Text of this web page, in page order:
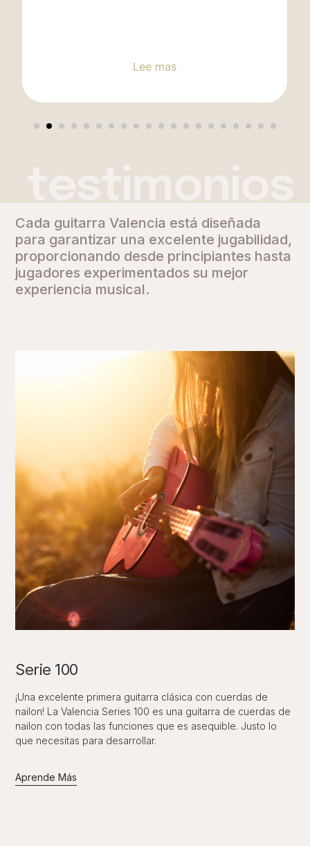
Lee mas
Cada guitarra Valencia está diseñada
para garantizar una excelente jugabilidad,
proporcionando desde principiantes hasta
jugadores experimentados su mejor
experiencia musical.
Serie 100
¡Una excelente primera guitarra clásica con cuerdas de
nailon! La Valencia Series 100 es una guitarra de cuerdas de
nailon con todas las funciones que es asequible. Justo lo
que necesitas para desarrollar.
Aprende Más